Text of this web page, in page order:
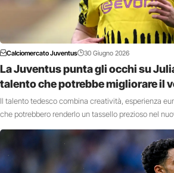
Calciomercato Juventus 30 Giugno 2026
La Juventus punta gli occhi su
talento che potrebbe migliorare il
Il talento tedesco combina creatività, esperienza
che potrebbero renderlo un tassello prezioso nel